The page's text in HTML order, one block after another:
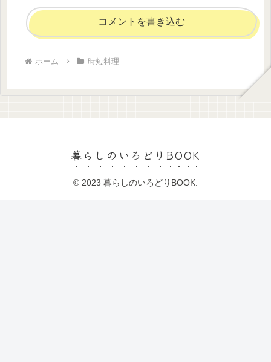
コメントを書き込む
ホーム 時短料理
暮らしのいろどりBOOK
© 2023 暮らしのいろどりBOOK.